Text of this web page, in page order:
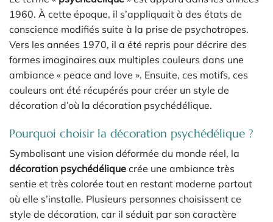
1960. À cette époque, il s’appliquait à des états de
conscience modifiés suite à la prise de psychotropes.
Vers les années 1970, il a été repris pour décrire des
formes imaginaires aux multiples couleurs dans une
ambiance « peace and love ». Ensuite, ces motifs, ces
couleurs ont été récupérés pour créer un style de
décoration d’où la décoration psychédélique.
Pourquoi choisir la décoration psychédélique ?
Symbolisant une vision déformée du monde réel, la
décoration psychédélique crée une ambiance très
sentie et très colorée tout en restant moderne partout
où elle s’installe. Plusieurs personnes choisissent ce
style de décoration, car il séduit par son caractère